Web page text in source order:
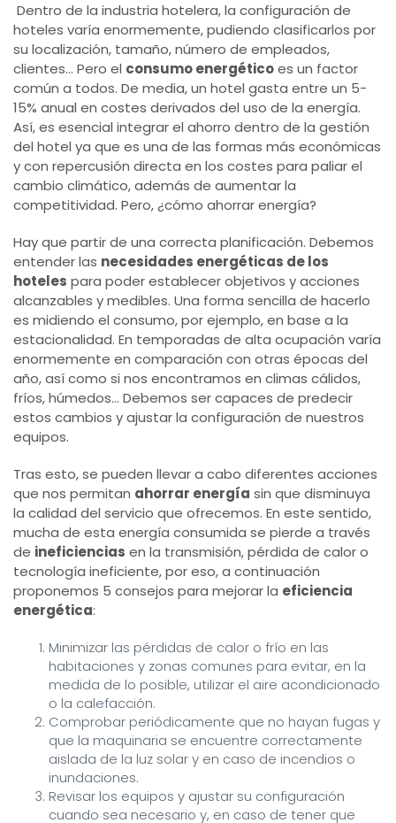
Dentro de la industria hotelera, la configuración de
hoteles varía enormemente, pudiendo clasificarlos por
su localización, tamaño, número de empleados,
clientes… Pero el consumo energéticoes un factor
común a todos. De media, un hotel gasta entre un 5-
15% anual en costes derivados del uso de la energía.
Así, es esencial integrar el ahorro dentro de la gestión
del hotel ya que es una de las formas más económicas
y con repercusión directa en los costes para paliar el
cambio climático, además de aumentar la
competitividad. Pero, ¿cómo ahorrar energía?
Hay que partir de una correcta planificación. Debemos
entender las necesidades energéticas de los
hoteles para poder establecer objetivos y acciones
alcanzables y medibles. Una forma sencilla de hacerlo
es midiendo el consumo, por ejemplo, en base a la
estacionalidad. En temporadas de alta ocupación varía
enormemente en comparación con otras épocas del
año, así como si nos encontramos en climas cálidos,
fríos, húmedos… Debemos ser capaces de predecir
estos cambios y ajustar la configuración de nuestros
equipos.
Tras esto, se pueden llevar a cabo diferentes acciones
que nos permitan ahorrar energía sin que disminuya
la calidad del servicio que ofrecemos. En este sentido,
mucha de esta energía consumida se pierde a través
de ineficiencias en la transmisión, pérdida de calor o
tecnología ineficiente, por eso, a continuación
proponemos 5 consejos para mejorar la eficiencia
energética:
Minimizar las pérdidas de calor o frío en las
habitaciones y zonas comunes para evitar, en la
medida de lo posible, utilizar el aire acondicionado
o la calefacción.
Comprobar periódicamente que no hayan fugas y
que la maquinaria se encuentre correctamente
aislada de la luz solar y en caso de incendios o
inundaciones.
Revisar los equipos y ajustar su configuración
cuando sea necesario y, en caso de tener que